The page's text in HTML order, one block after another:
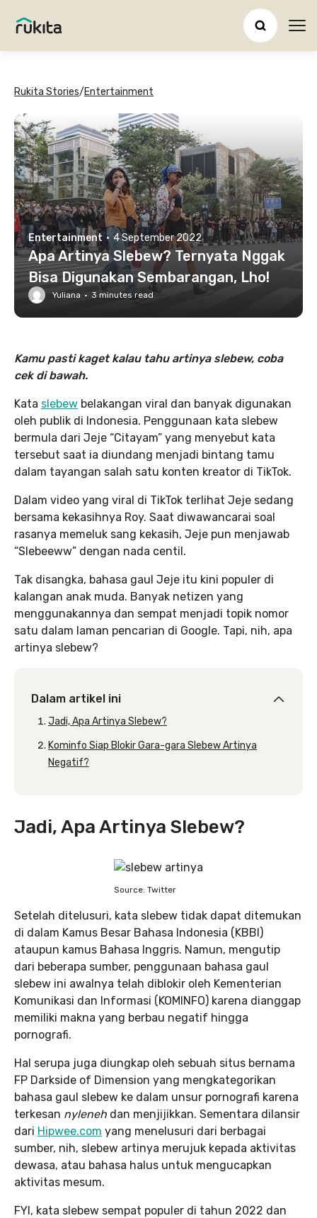
Rukita Stories/Entertainment
Entertainment · 4 September 2022
Apa Artinya Slebew? Ternyata Nggak
Bisa Digunakan Sembarangan, Lho!
Yuliana · 3 minutes read
Kamu pasti kaget kalau tahu artinya slebew, coba
cek di bawah.
Kata slebew belakangan viral dan banyak digunakan
oleh publik di Indonesia. Penggunaan kata slebew
bermula dari Jeje “Citayam” yang menyebut kata
tersebut saat ia diundang menjadi bintang tamu
dalam tayangan salah satu konten kreator di TikTok.
Dalam video yang viral di TikTok terlihat Jeje sedang
bersama kekasihnya Roy. Saat diwawancarai soal
rasanya memeluk sang kekasih, Jeje pun menjawab
“Slebeeww” dengan nada centil.
Tak disangka, bahasa gaul Jeje itu kini populer di
kalangan anak muda. Banyak netizen yang
menggunakannya dan sempat menjadi topik nomor
satu dalam laman pencarian di Google. Tapi, nih, apa
artinya slebew?
Dalam artikel ini
Jadi, Apa Artinya Slebew?
Kominfo Siap Blokir Gara-gara Slebew Artinya
Negatif?
Jadi, Apa Artinya Slebew?
Source: Twitter
Setelah ditelusuri, kata slebew tidak dapat ditemukan
di dalam Kamus Besar Bahasa Indonesia (KBBI)
ataupun kamus Bahasa Inggris. Namun, mengutip
dari beberapa sumber, penggunaan bahasa gaul
slebew ini awalnya telah diblokir oleh Kementerian
Komunikasi dan Informasi (KOMINFO) karena dianggap
memiliki makna yang berbau negatif hingga
pornografi.
Hal serupa juga diungkap oleh sebuah situs bernama
FP Darkside of Dimension yang mengkategorikan
bahasa gaul slebew ke dalam unsur pornografi karena
terkesan nyleneh dan menjijikkan. Sementara dilansir
dari Hipwee.com yang menelusuri dari berbagai
sumber, nih, slebew artinya merujuk kepada aktivitas
dewasa, atau bahasa halus untuk mengucapkan
aktivitas mesum.
FYI, kata slebew sempat populer di tahun 2022 dan